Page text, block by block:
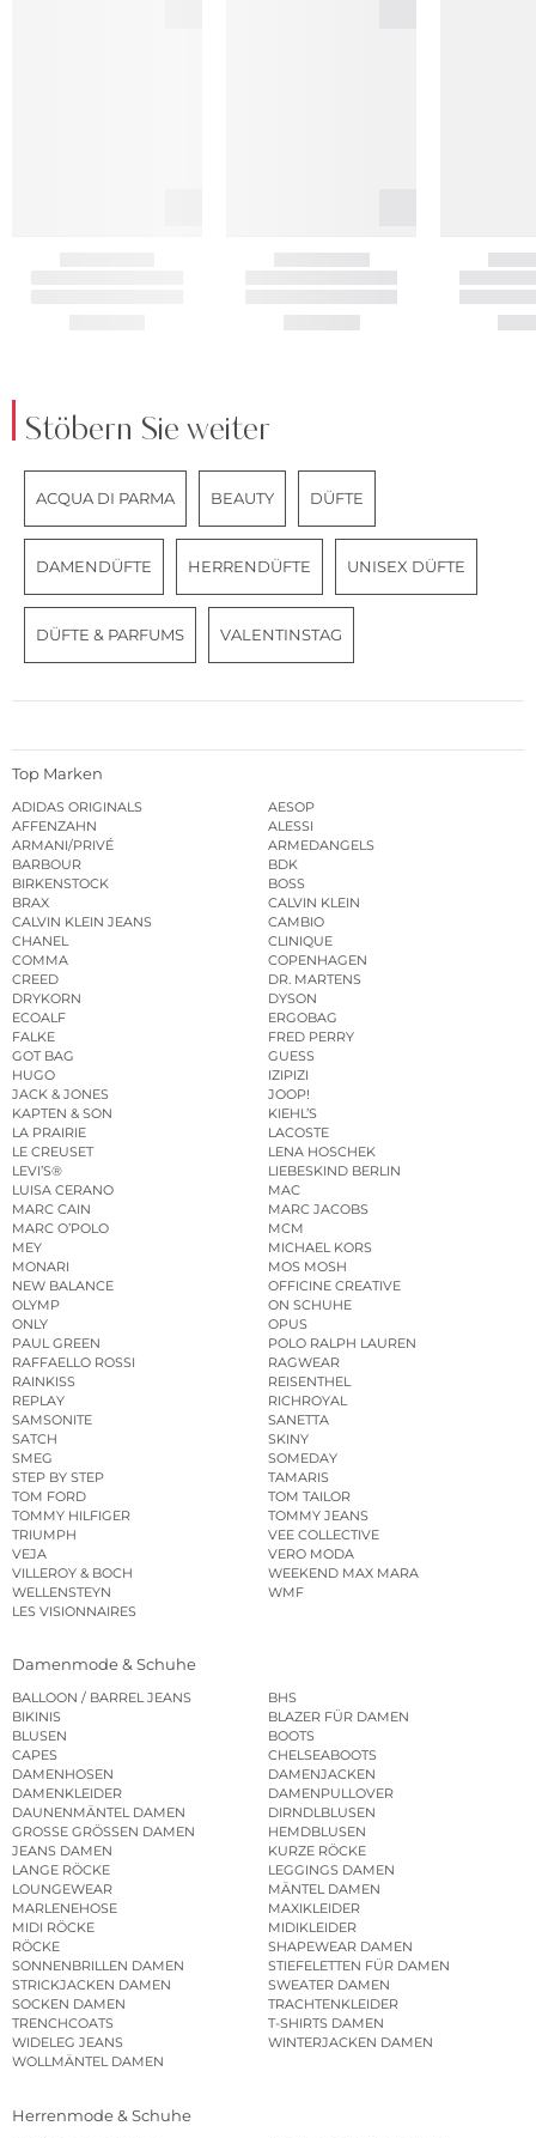
Stöbern Sie weiter
ACQUA DI PARMA BEAUTY DÜFTE
DAMENDÜFTE HERRENDÜFTE UNISEX DÜFTE
DÜFTE & PARFUMS VALENTINSTAG
Top Marken
ADIDAS ORIGINALS
AESOP
AFFENZAHN
ALESSI
ARMANI/PRIVÉ
ARMEDANGELS
BARBOUR
BDK
BIRKENSTOCK
BOSS
BRAX
CALVIN KLEIN
CALVIN KLEIN JEANS
CAMBIO
CHANEL
CLINIQUE
COMMA
COPENHAGEN
CREED
DR. MARTENS
DRYKORN
DYSON
ECOALF
ERGOBAG
FALKE
FRED PERRY
GOT BAG
GUESS
HUGO
IZIPIZI
JACK & JONES
JOOP!
KAPTEN & SON
KIEHL’S
LA PRAIRIE
LACOSTE
LE CREUSET
LENA HOSCHEK
LEVI’S®
LIEBESKIND BERLIN
LUISA CERANO
MAC
MARC CAIN
MARC JACOBS
MARC O’POLO
MCM
MEY
MICHAEL KORS
MONARI
MOS MOSH
NEW BALANCE
OFFICINE CREATIVE
OLYMP
ON SCHUHE
ONLY
OPUS
PAUL GREEN
POLO RALPH LAUREN
RAFFAELLO ROSSI
RAGWEAR
RAINKISS
REISENTHEL
REPLAY
RICHROYAL
SAMSONITE
SANETTA
SATCH
SKINY
SMEG
SOMEDAY
STEP BY STEP
TAMARIS
TOM FORD
TOM TAILOR
TOMMY HILFIGER
TOMMY JEANS
TRIUMPH
VEE COLLECTIVE
VEJA
VERO MODA
VILLEROY & BOCH
WEEKEND MAX MARA
WELLENSTEYN
WMF
LES VISIONNAIRES
Damenmode & Schuhe
BALLOON / BARREL JEANS
BHS
BIKINIS
BLAZER FÜR DAMEN
BLUSEN
BOOTS
CAPES
CHELSEABOOTS
DAMENHOSEN
DAMENJACKEN
DAMENKLEIDER
DAMENPULLOVER
DAUNENMÄNTEL DAMEN
DIRNDLBLUSEN
GROSSE GRÖSSEN DAMEN
HEMDBLUSEN
JEANS DAMEN
KURZE RÖCKE
LANGE RÖCKE
LEGGINGS DAMEN
LOUNGEWEAR
MÄNTEL DAMEN
MARLENEHOSE
MAXIKLEIDER
MIDI RÖCKE
MIDIKLEIDER
RÖCKE
SHAPEWEAR DAMEN
SONNENBRILLEN DAMEN
STIEFELETTEN FÜR DAMEN
STRICKJACKEN DAMEN
SWEATER DAMEN
SOCKEN DAMEN
TRACHTENKLEIDER
TRENCHCOATS
T-SHIRTS DAMEN
WIDELEG JEANS
WINTERJACKEN DAMEN
WOLLMÄNTEL DAMEN
Herrenmode & Schuhe